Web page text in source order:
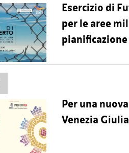
Esercizio di
per le aree
Per una
Venezia Giulia